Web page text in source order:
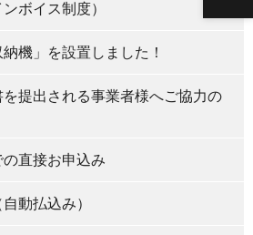
ボイス制度）
納機」を設置しました！
提出される事業者様へご協力の
直接お申込み
動払込み）